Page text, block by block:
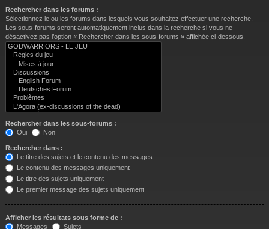
Rechercher dans les forums :
Sélectionnez le ou les forums dans lesquels vous souhaitez effectuer une recherche.
Les sous-forums seront automatiquement inclus dans la recherche si vous ne
désactivez pas l’option « Rechercher dans les sous-forums » affichée ci-dessous.
Rechercher dans les sous-forums :
Oui
Non
Rechercher dans :
Le titre des sujets et le contenu des messages
Le contenu des messages uniquement
Le titre des sujets uniquement
Le premier message des sujets uniquement
Afficher les résultats sous forme de :
Messages
Sujets